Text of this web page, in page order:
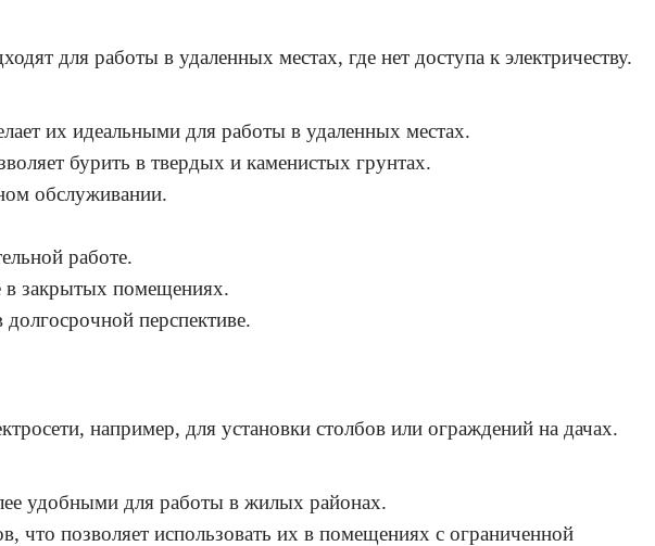
для работы в удаленных местах, где нет доступа к электричеству.
их идеальными для работы в удаленных местах.
бурить в твердых и каменистых грунтах.
обслуживании.
работе.
в закрытых помещениях.
перспективе.
например, для установки столбов или ограждений на дачах.
удобными для работы в жилых районах.
что позволяет использовать их в помещениях с ограниченной